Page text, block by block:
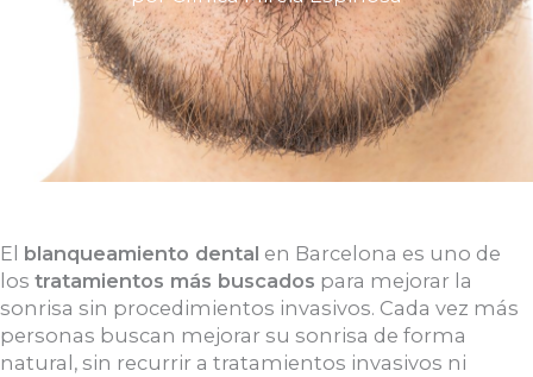
El blanqueamiento dental en Barcelona es uno de
los tratamientos más buscados para mejorar la
sonrisa sin procedimientos invasivos. Cada vez más
personas buscan mejorar su sonrisa de forma
natural, sin recurrir a tratamientos invasivos ni